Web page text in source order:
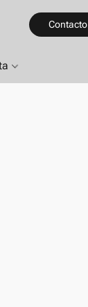
Contacto